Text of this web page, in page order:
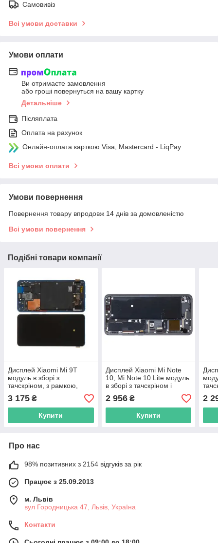
Самовивіз
Всі умови доставки
Умови оплати
Ви отримаєте замовлення
або гроші повернуться на вашу картку
Детальніше
Післяплата
Оплата на рахунок
Онлайн-оплата карткою Visa, Mastercard - LiqPay
Всі умови оплати
Умови повернення
Повернення товару впродовж 14 днів за домовленістю
Всі умови повернення
Подібні товари компанії
Дисплей Xiaomi Mi 9T
модуль в зборі з
тачскріном, з рамкою,
синій, Original PRC
3 175 ₴
Купити
Дисплей Xiaomi Mi Note
10, Mi Note 10 Lite модуль
в зборі з тачскріном і
рамкою, чорний, Original
PRC
2 956₴
Купити
2
Про нас
98% позитивних з 2154 відгуків за рік
Працює з 25.09.2013
м. Львів
вул Городницька 47, Львів, Україна
Контакти